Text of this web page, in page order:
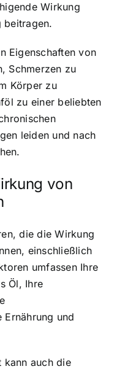
Wirkung
beitragen.
Eigenschaften von
Schmerzen zu
Körper zu
zu einer beliebten
leiden und nach
von
die die Wirkung
einschließlich
umfassen Ihre
Öl, Ihre
Ernährung und
kann auch die